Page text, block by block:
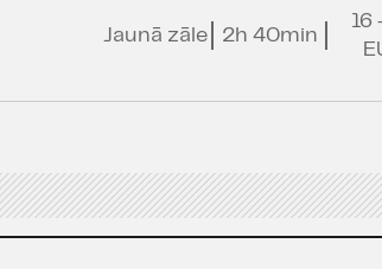
Jaunā zāle 2h 40min
16